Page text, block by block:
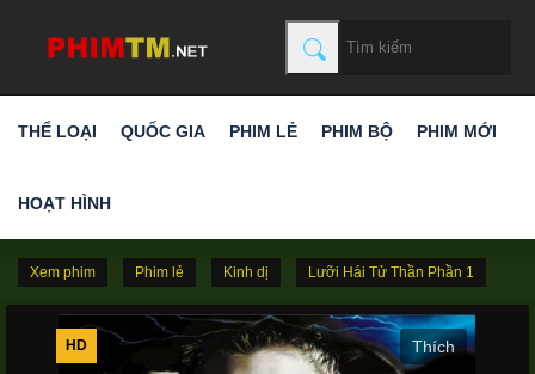
THỂ LOẠI QUỐC GIA PHIM LẺ PHIM BỘ PHIM MỚI
HOẠT HÌNH
Xem phim Phim lẻ Kinh dị Lưỡi Hái Tử Thần Phần 1
HD